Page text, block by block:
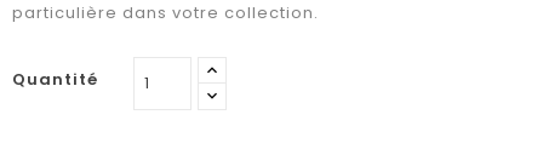
particulière dans votre collection.
Quantité